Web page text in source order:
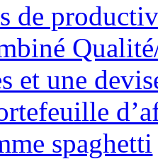
de
et une
spaghetti